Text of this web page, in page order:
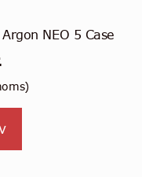
NEO 5 Case